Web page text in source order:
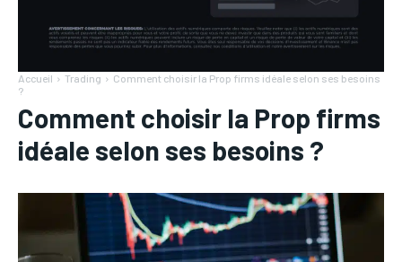
Accueil Trading
Comment choisir la Prop firms idéale selon ses besoins
?
Comment choisir la Prop firms
idéale selon ses besoins ?